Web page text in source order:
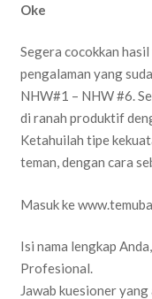
Oke
Segera cocokkan
pengalaman yang
NHW#1 – NHW #6.
di ranah produktif
Ketahuilah tipe
teman, dengan cara
Masuk ke
Isi nama lengkap
Profesional.
Jawab kuesioner